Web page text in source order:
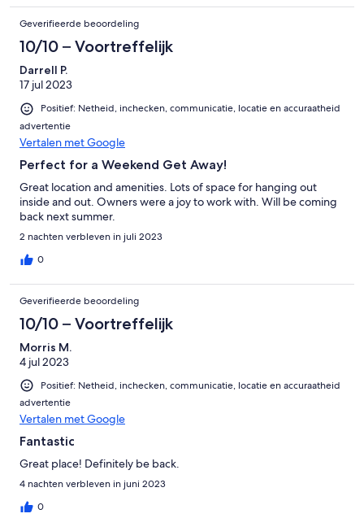
Geverifieerde beoordeling
10/10 – Voortreffelijk
Darrell P.
17 jul 2023
Positief: Netheid, inchecken, communicatie, locatie en accuraatheid
advertentie
Vertalen met Google
Perfect for a Weekend Get Away!
Great location and amenities. Lots of space for hanging out
inside and out. Owners were a joy to work with. Will be coming
back next summer.
2 nachten verbleven in juli 2023
0
Geverifieerde beoordeling
10/10 – Voortreffelijk
Morris M.
4 jul 2023
Positief: Netheid, inchecken, communicatie, locatie en accuraatheid
advertentie
Vertalen met Google
Fantastic
Great place! Definitely be back.
4 nachten verbleven in juni 2023
0